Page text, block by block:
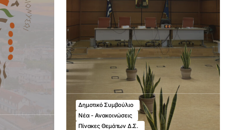
Δημοτικό Συμβούλιο
Νέα - Ανακοινώσεις
Πίνακες Θεμάτων Δ.Σ.